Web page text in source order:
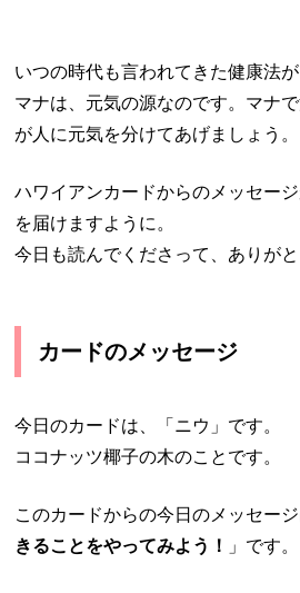
いつの時代も言われてきた健康法
マナは、元気の源なのです。マナ
が人に元気を分けてあげましょう。
ハワイアンカードからのメッセー
を届けますように。
今日も読んでくださって、ありがと
カードのメッセージ
今日のカードは、「ニウ」です。
ココナッツ椰子の木のことです。
このカードからの今日のメッセー
きることをやってみよう！
」です。